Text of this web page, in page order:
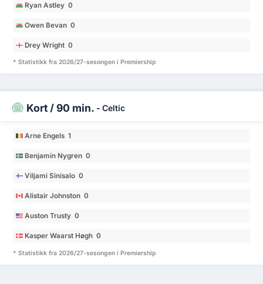
Ryan Astley 0
Owen Bevan 0
Drey Wright 0
* Statistikk fra 2026/27-sesongen i Premiership
Kort / 90 min. - Celtic
Arne Engels 1
Benjamin Nygren 0
Viljami Sinisalo 0
Alistair Johnston 0
Auston Trusty 0
Kasper Waarst Høgh 0
* Statistikk fra 2026/27-sesongen i Premiership